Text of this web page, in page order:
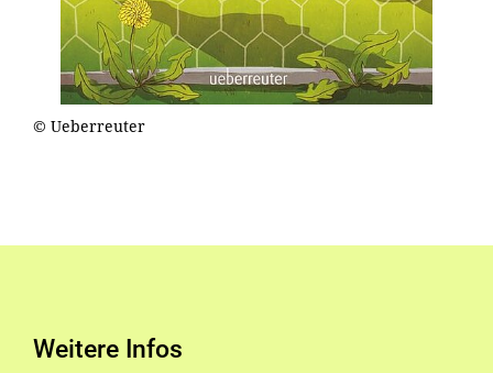
© Ueberreuter
Weitere Infos